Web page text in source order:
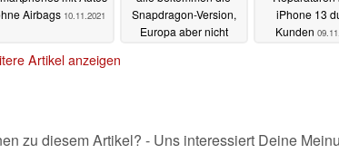
Airbags 10.11.2021
Snapdragon-Version,
Europa aber nicht
iPhone 13
Kunden
Artikel anzeigen
zu diesem Artikel? - Uns interessiert Deine